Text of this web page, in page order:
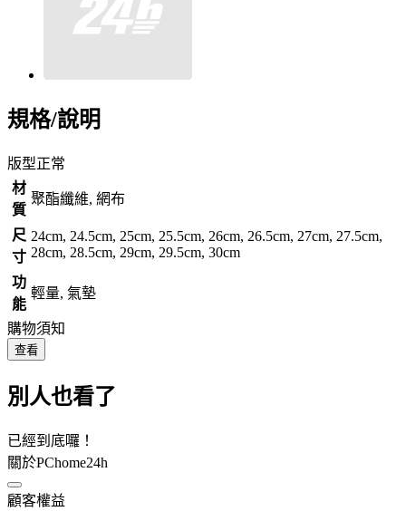
規格/說明
版型正常
材
質
聚酯纖維, 網布
尺
寸
24cm, 24.5cm, 25cm, 25.5cm, 26cm, 26.5cm, 27cm, 27.5cm,
28cm, 28.5cm, 29cm, 29.5cm, 30cm
功
能
輕量, 氣墊
購物須知
查看
別人也看了
已經到底囉！
關於PChome24h
顧客權益